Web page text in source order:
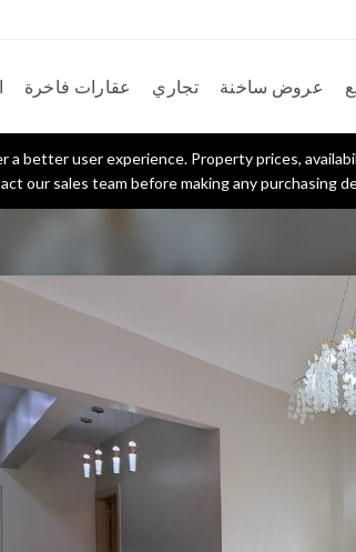
عروض ساخنة تجاري عقارات فاخرة
better user experience. Property prices,
our sales team before making any purchasing